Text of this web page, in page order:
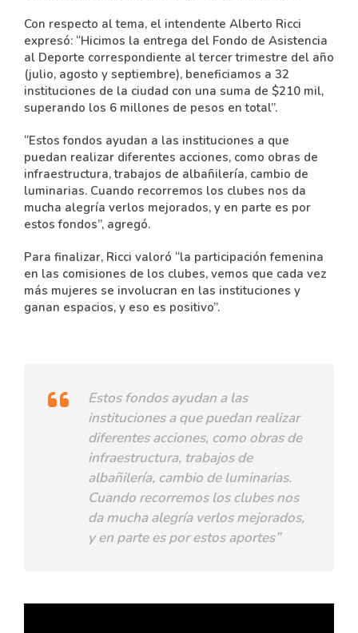
Con respecto al tema, el intendente Alberto Ricci
expresó: “Hicimos la entrega del Fondo de Asistencia
al Deporte correspondiente al tercer trimestre del año
(julio, agosto y septiembre), beneficiamos a 32
instituciones de la ciudad con una suma de $210 mil,
superando los 6 millones de pesos en total”.
“Estos fondos ayudan a las instituciones a que
puedan realizar diferentes acciones, como obras de
infraestructura, trabajos de albañilería, cambio de
luminarias. Cuando recorremos los clubes nos da
mucha alegría verlos mejorados, y en parte es por
estos fondos”, agregó.
Para finalizar, Ricci valoró “la participación femenina
en las comisiones de los clubes, vemos que cada vez
más mujeres se involucran en las instituciones y
ganan espacios, y eso es positivo”.
Estos fondos ayudan a las
instituciones a que puedan realizar
diferentes acciones, como obras de
infraestructura, trabajos de
albañilería, cambio de luminarias.
Cuando recorremos los clubes nos
da mucha alegría verlos mejorados,
y en parte es por estos aportes”